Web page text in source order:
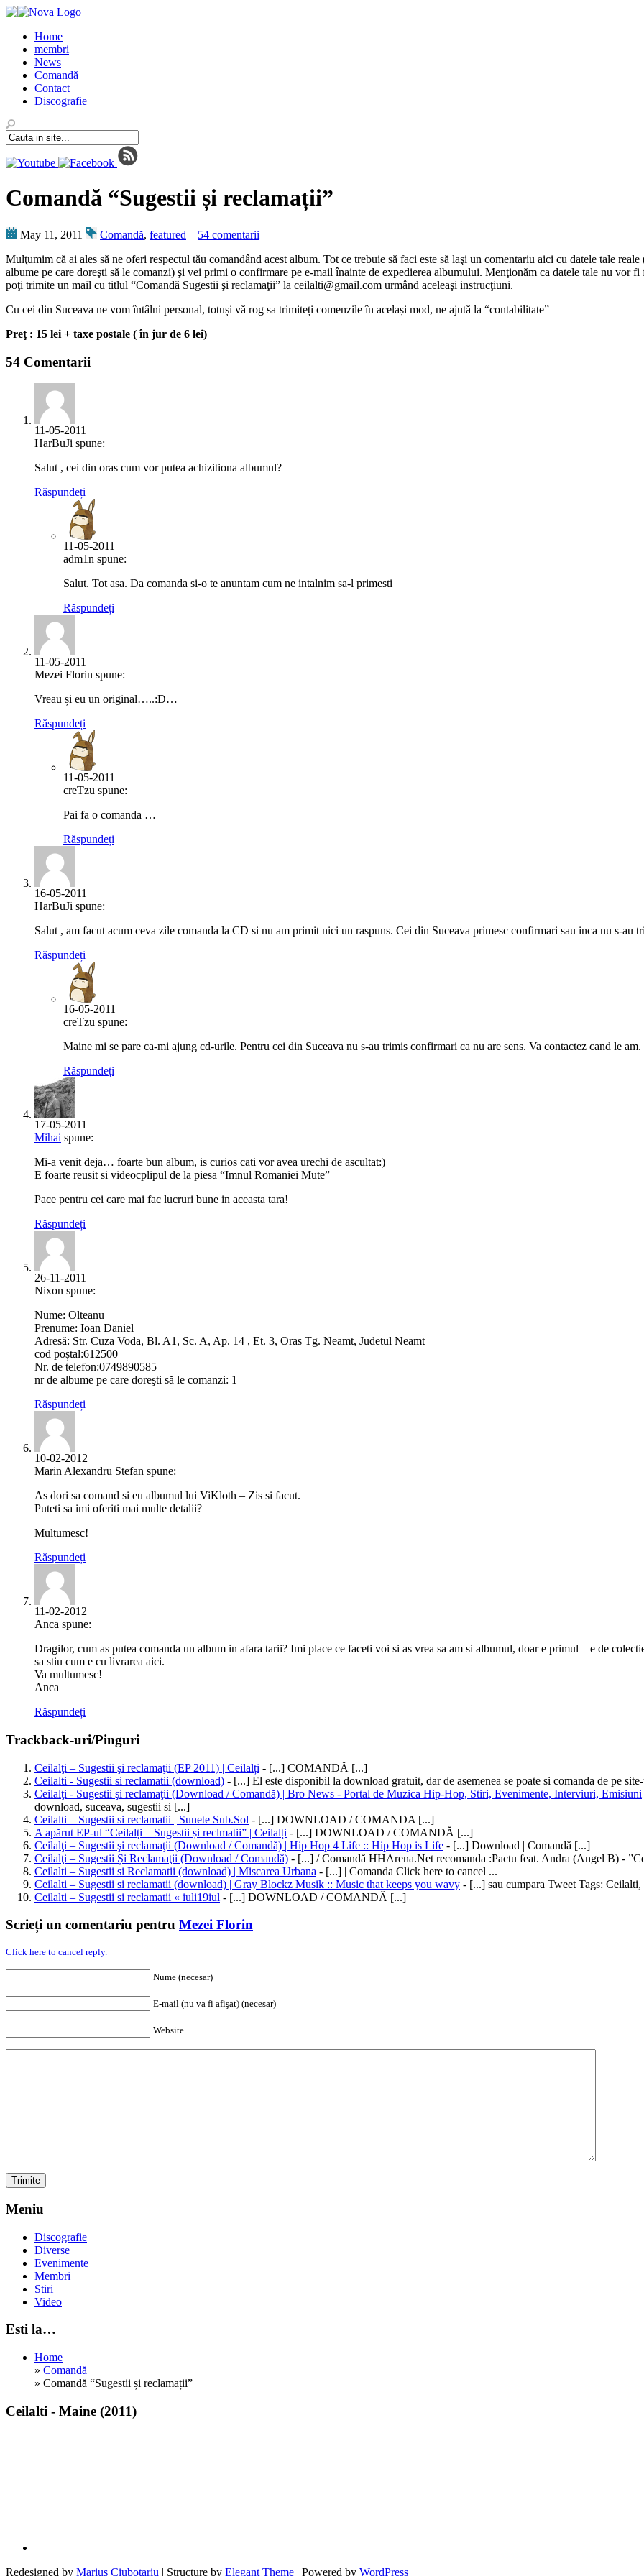
Home
membri
News
Comandă
Contact
Discografie
Comandă “Sugestii și reclamații”
May 11, 2011 Comandă, featured
54 comentarii
Mulţumim că ai ales să ne oferi respectul tău comandând acest album. Tot ce trebuie să faci este să laşi un comentariu aici cu datele tale
albume pe care doreşti să le comanzi) şi vei primi o confirmare pe e-mail înainte de expedierea albumului. Menţionăm ca datele tale nu vor
poţi trimite un mail cu titlul “Comandă Sugestii şi reclamaţii” la ceilalti@gmail.com urmând aceleaşi instrucţiuni.
Cu cei din Suceava ne vom întâlni personal, totuși vă rog sa trimiteți comenzile în același mod, ne ajută la “contabilitate”
Preţ : 15 lei + taxe postale ( în jur de 6 lei)
54 Comentarii
11-05-2011
HarBuJi spune:
Salut , cei din oras cum vor putea achizitiona albumul?
Răspundeți
11-05-2011
adm1n spune:
Salut. Tot asa. Da comanda si-o te anuntam cum ne intalnim sa-l primesti
Răspundeți
11-05-2011
Mezei Florin spune:
Vreau și eu un original…..:D…
Răspundeți
11-05-2011
creTzu spune:
Pai fa o comanda …
Răspundeți
16-05-2011
HarBuJi spune:
Salut , am facut acum ceva zile comanda la CD si nu am primit nici un raspuns. Cei din Suceava primesc confirmari sau inca nu s-au
Răspundeți
16-05-2011
creTzu spune:
Maine mi se pare ca-mi ajung cd-urile. Pentru cei din Suceava nu s-au trimis confirmari ca nu are sens. Va contactez cand le am.
Răspundeți
17-05-2011
Mihai spune:
Mi-a venit deja… foarte bun album, is curios cati vor avea urechi de ascultat:)
E foarte reusit si videocplipul de la piesa “Imnul Romaniei Mute”
Pace pentru cei care mai fac lucruri bune in aceasta tara!
Răspundeți
26-11-2011
Nixon spune:
Nume: Olteanu
Prenume: Ioan Daniel
Adresă: Str. Cuza Voda, Bl. A1, Sc. A, Ap. 14 , Et. 3, Oras Tg. Neamt, Judetul Neamt
cod poștal:612500
Nr. de telefon:0749890585
nr de albume pe care doreşti să le comanzi: 1
Răspundeți
10-02-2012
Marin Alexandru Stefan spune:
As dori sa comand si eu albumul lui ViKloth – Zis si facut.
Puteti sa imi oferiti mai multe detalii?
Multumesc!
Răspundeți
11-02-2012
Anca spune:
Dragilor, cum as putea comanda un album in afara tarii? Imi place ce faceti voi si as vrea sa am si albumul, doar e primul – e de
sa stiu cum e cu livrarea aici.
Va multumesc!
Anca
Răspundeți
Trackback-uri/Pinguri
Ceilalţi – Sugestii şi reclamaţii (EP 2011) | Ceilalți - [...] COMANDĂ [...]
Ceilalti - Sugestii si reclamatii (download) - [...] El este disponibil la download gratuit, dar de asemenea se poate si comanda de pe
Ceilalţi - Sugestii şi reclamaţii (Download / Comandă) | Bro News - Portal de Muzica Hip-Hop, Stiri, Evenimente, Interviuri, Emisiuni
download, suceava, sugestii si [...]
Ceilalti – Sugestii si reclamatii | Sunete Sub.Sol - [...] DOWNLOAD / COMANDA [...]
A apărut EP-ul “Ceilalți – Sugestii și reclmatii” | Ceilalți - [...] DOWNLOAD / COMANDĂ [...]
Ceilalţi – Sugestii şi reclamaţii (Download / Comandă) | Hip Hop 4 Life :: Hip Hop is Life - [...] Download | Comandă [...]
Ceilalţi – Sugestii Și Reclamaţii (Download / Comandă) - [...] / Comandă HHArena.Net recomanda :Pactu feat. Andra (Angel B) -
Ceilalti – Sugestii si Reclamatii (download) | Miscarea Urbana - [...] | Comanda Click here to cancel ...
Ceilalti – Sugestii si reclamatii (download) | Gray Blockz Musik :: Music that keeps you wavy - [...] sau cumpara Tweet Tags: Ceilalti,
Ceilalti – Sugestii si reclamatii « iuli19iul - [...] DOWNLOAD / COMANDĂ [...]
Scrieți un comentariu pentru Mezei Florin
Click here to cancel reply.
Nume (necesar)
E-mail (nu va fi afişat) (necesar)
Website
Meniu
Discografie
Diverse
Evenimente
Membri
Stiri
Video
Esti la…
Home
» Comandă
» Comandă “Sugestii și reclamații”
Ceilalti - Maine (2011)
Redesigned by Marius Ciubotariu | Structure by Elegant Theme | Powered by WordPress